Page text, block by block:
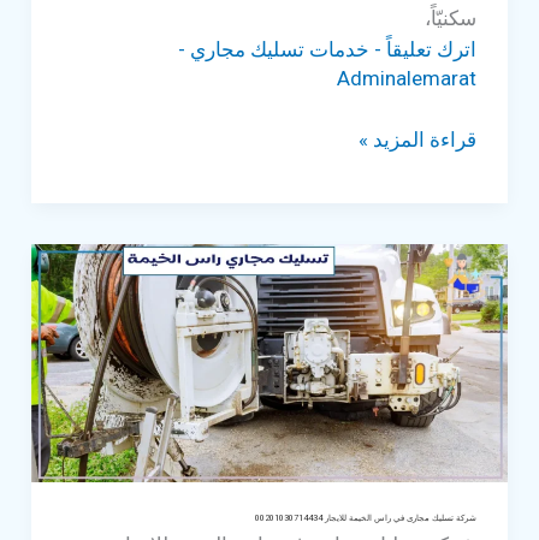
سكنيّاً،
اترك تعليقاً - خدمات تسليك مجاري -
Adminalemarat
شركة
في
الفجيرة
للايجار
00201030714434
قراءة المزيد »
شركة تسليك مجارى في راس الخيمة للايجار 00201030714434